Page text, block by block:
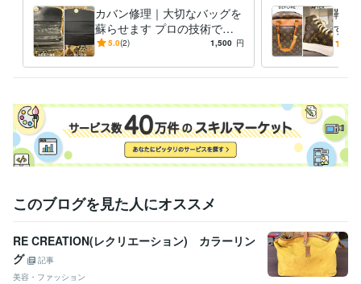
カバン修理｜大切なバッグを
蘇らせます プロの技術で大
切なバッグを丁寧に修理しま
5.0(2) 1,500 円
靴修
す
ルソ
このブログを見た人にオススメ
RE CREATION(レクリエーション) カラーリン
グ
記事
美容・ファッション